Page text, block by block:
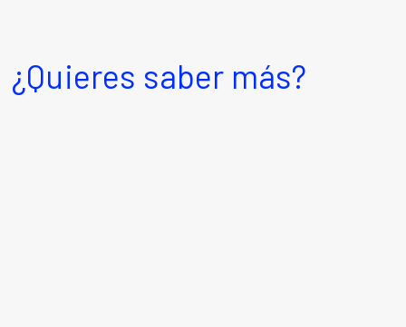
¿Quieres saber más?